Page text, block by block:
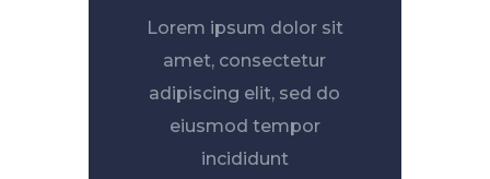
Lorem ipsum dolor sit
amet, consectetur
adipiscing elit, sed do
eiusmod tempor
incididunt